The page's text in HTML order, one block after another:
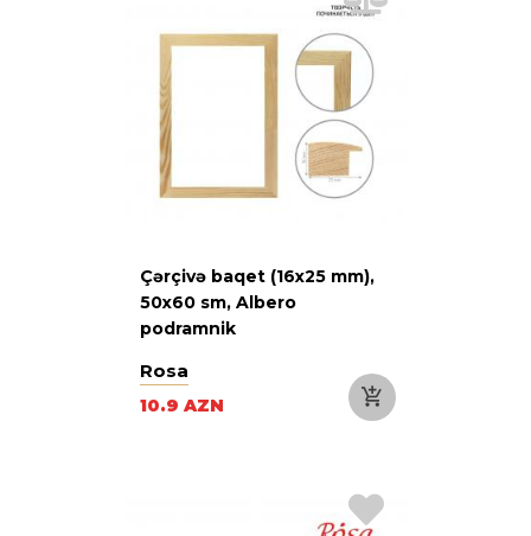
Çərçivə baqet (16х25 mm),
50х60 sm, Albero
podramnik
Rosa
10.9 AZN